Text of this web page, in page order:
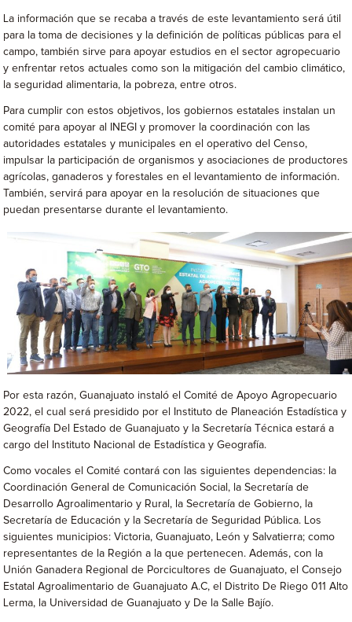
La información que se recaba a través de este levantamiento será útil
para la toma de decisiones y la definición de políticas públicas para el
campo, también sirve para apoyar estudios en el sector agropecuario
y enfrentar retos actuales como son la mitigación del cambio climático,
la seguridad alimentaria, la pobreza, entre otros.
Para cumplir con estos objetivos, los gobiernos estatales instalan un
comité para apoyar al INEGI y promover la coordinación con las
autoridades estatales y municipales en el operativo del Censo,
impulsar la participación de organismos y asociaciones de productores
agrícolas, ganaderos y forestales en el levantamiento de información.
También, servirá para apoyar en la resolución de situaciones que
puedan presentarse durante el levantamiento.
Por esta razón, Guanajuato instaló el Comité de Apoyo Agropecuario
2022, el cual será presidido por el Instituto de Planeación Estadística y
Geografía Del Estado de Guanajuato y la Secretaría Técnica estará a
cargo del Instituto Nacional de Estadística y Geografía.
Como vocales el Comité contará con las siguientes dependencias: la
Coordinación General de Comunicación Social, la Secretaría de
Desarrollo Agroalimentario y Rural, la Secretaría de Gobierno, la
Secretaría de Educación y la Secretaría de Seguridad Pública. Los
siguientes municipios: Victoria, Guanajuato, León y Salvatierra; como
representantes de la Región a la que pertenecen. Además, con la
Unión Ganadera Regional de Porcicultores de Guanajuato, el Consejo
Estatal Agroalimentario de Guanajuato A.C, el Distrito De Riego 011 Alto
Lerma, la Universidad de Guanajuato y De la Salle Bajío.